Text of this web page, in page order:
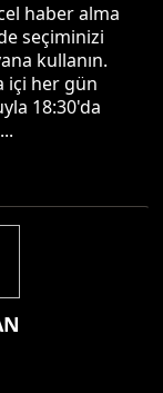
haber alma
seçiminizi
kullanın.
içi her gün
18:30'da